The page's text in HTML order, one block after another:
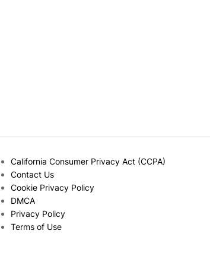
California Consumer Privacy Act (CCPA)
Contact Us
Cookie Privacy Policy
DMCA
Privacy Policy
Terms of Use